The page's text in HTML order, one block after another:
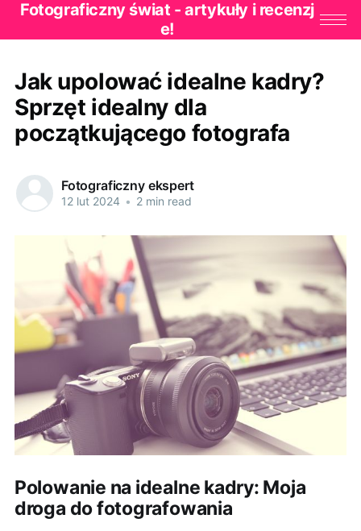
Fotograficzny świat - artykuły i recenzj
e!
Jak upolować idealne kadry?
Sprzęt idealny dla
początkującego fotografa
Fotograficzny ekspert
12 lut 2024 • 2 min read
Polowanie na idealne kadry: Moja
droga do fotografowania